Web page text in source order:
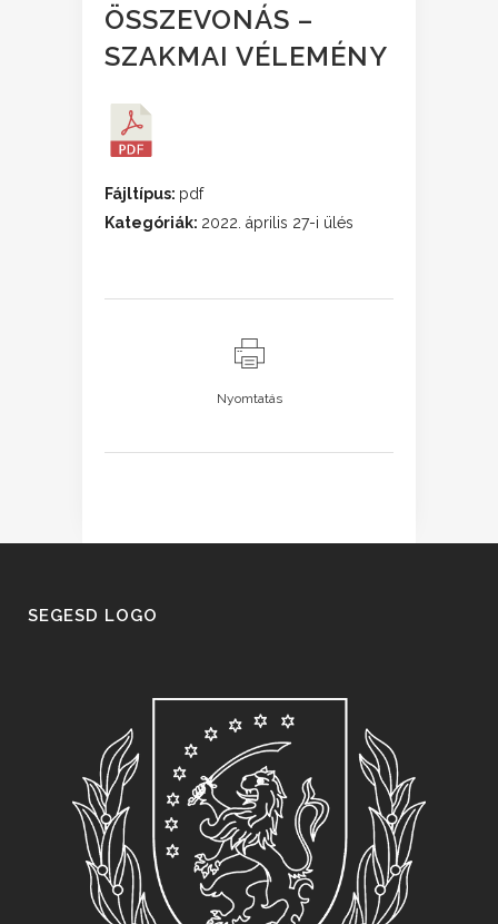
ÖSSZEVONÁS –
SZAKMAI VÉLEMÉNY
Fájltípus: pdf
Kategóriák: 2022. április 27-i ülés
Nyomtatás
SEGESD LOGO